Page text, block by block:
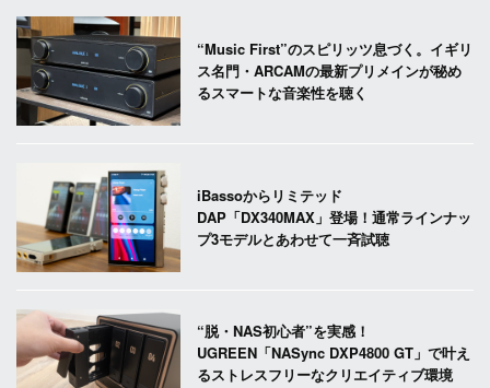
“Music First”のスピリッツ息づく。イギリ
ス名門・ARCAMの最新プリメインが秘め
るスマートな音楽性を聴く
iBassoからリミテッド
DAP「DX340MAX」登場！通常ラインナッ
プ3モデルとあわせて一斉試聴
“脱・NAS初心者”を実感！
UGREEN「NASync DXP4800 GT」で叶え
るストレスフリーなクリエイティブ環境